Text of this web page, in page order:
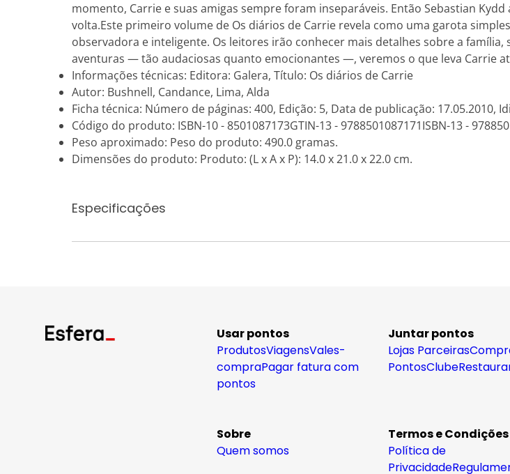
momento, Carrie e suas amigas sempre foram inseparáveis. Então Sebastian
volta.Este primeiro volume de Os diários de Carrie revela como uma garota
observadora e inteligente. Os leitores irão conhecer mais detalhes sobre a
aventuras — tão audaciosas quanto emocionantes —, veremos o que leva Carrie
Informações técnicas: Editora: Galera, Título: Os diários de Carrie
Autor: Bushnell, Candance, Lima, Alda
Ficha técnica: Número de páginas: 400, Edição: 5, Data de publicação: 17.05.2010,
Código do produto: ISBN-10 - 8501087173GTIN-13 - 9788501087171ISBN-13 -
Peso aproximado: Peso do produto: 490.0 gramas.
Dimensões do produto: Produto: (L x A x P): 14.0 x 21.0 x 22.0 cm.
Especificações
Usar pontos
ProdutosViagensVales-
compraPagar fatura com
pontos
Juntar pontos
Lojas Parceiras
PontosClube
Sobre
Quem somos
Termos e Condições
Política de
Privacidade